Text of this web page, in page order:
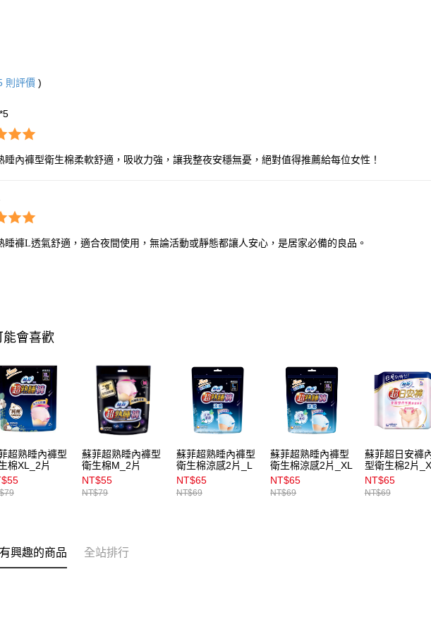
則評價 )
睡內褲型衛生棉柔軟舒適，吸收力強，讓我整夜安穩無憂，絕對值得推薦給每位女性！
睡褲L透氣舒適，適合夜間使用，無論活動或靜態都讓人安心，是居家必備的良品。
能會喜歡
超熟睡內褲型
棉XL_2片
蘇菲超熟睡內褲型
衛生棉M_2片
NT$55
NT$79
蘇菲超熟睡內褲型
衛生棉涼感2片_L
NT$65
NT$69
蘇菲超熟睡內褲型
衛生棉涼感2片_XL
NT$65
NT$69
蘇菲超日安褲
型衛生棉2片
NT$65
NT$69
興趣的商品 全站排行